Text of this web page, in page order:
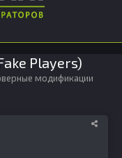
Players)
модификации